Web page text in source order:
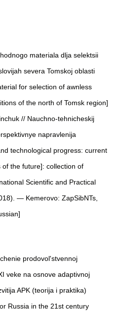
materiala dlja selektsii
severa Tomskoj oblasti
for selection of awnless
of the north of Tomsk region]
// Nauchno-tehnicheskij
napravlenija
technological progress: current
the future]: collection of
Scientific and Practical
— Kemerovo: ZapSibNTs,
prodovol'stvennoj
veke na osnove adaptivnoj
APK (teorija i praktika)
Russia in the 21st century